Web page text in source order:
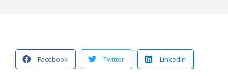
Facebook Twitter LinkedIn